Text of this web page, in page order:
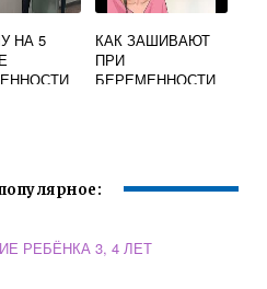
НА 5
КАК ЗАШИВАЮТ
ПРИ
БЕРЕМЕННОСТИ
РЕБЁНКА 3, 4 ЛЕТ